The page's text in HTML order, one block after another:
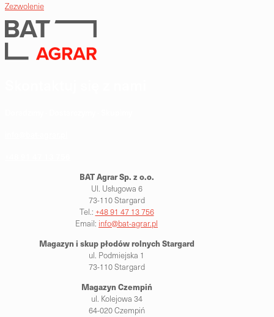
Zezwolenie
BAT Agrar Sp. z o.o.
Ul. Usługowa 6
73-110 Stargard
Tel.: +48 91 47 13 756
Email: info@bat-agrar.pl
Magazyn i skup płodów rolnychStargard
ul. Podmiejska 1
73-110 Stargard
Magazyn Czempiń
ul. Kolejowa 34
64-020 Czempiń